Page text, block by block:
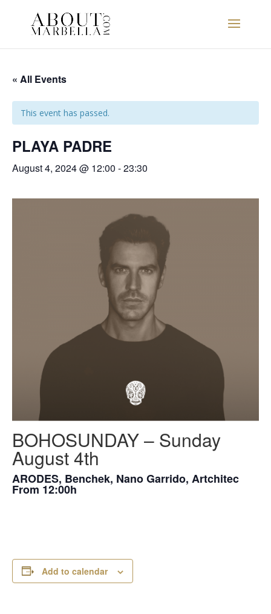
« All Events
This event has passed.
PLAYA PADRE
August 4, 2024 @ 12:00 -23:30
BOHOSUNDAY – Sunday
August 4th
ARODES, Benchek, Nano Garrido, Artchitec
From 12:00h
Add to calendar